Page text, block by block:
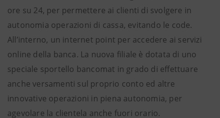
ore su 24, per permettere ai clienti di svolgere in
autonomia operazioni di cassa, evitando le code.
All’interno, un internet point per accedere ai servizi
online della banca. La nuova filiale è dotata di uno
speciale sportello bancomat in grado di effettuare
anche versamenti sul proprio conto ed altre
innovative operazioni in piena autonomia, per
agevolare la clientela anche fuori orario.